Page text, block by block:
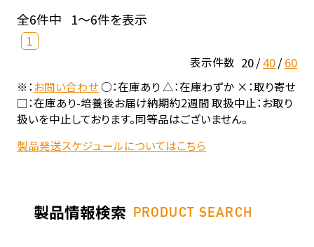
全6件中 1～6件を表示
1
表示件数 20 40 60
※：お問い合わせ○：在庫あり △：在庫わずか ×：取り寄せ
□：在庫あり-培養後お届け納期約2週間 取扱中止：お取り
扱いを中止しております。同等品はございません。
製品発送スケジュールについてはこちら
製品情報検索 PRODUCT SEARCH